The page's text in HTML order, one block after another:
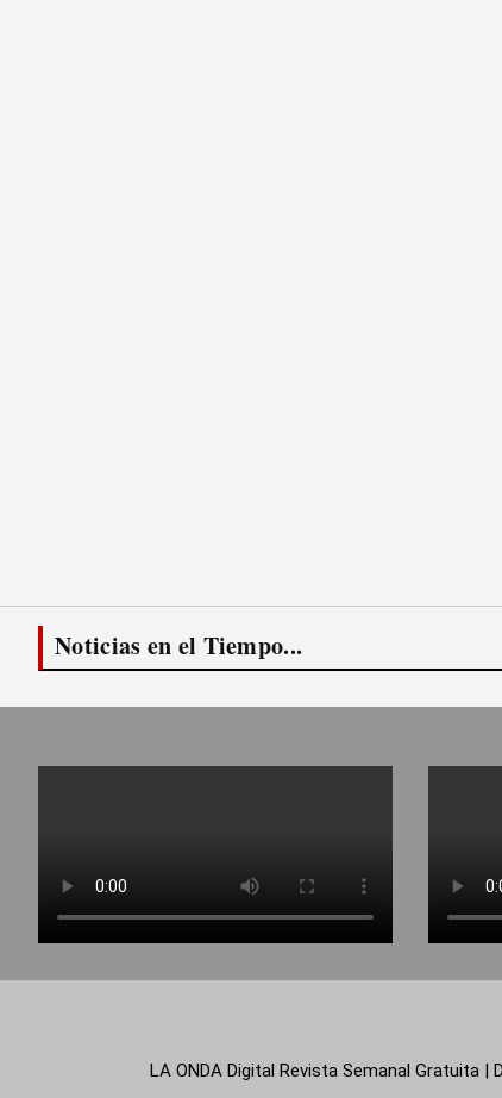
Noticias en el Tiempo...
LA ONDA Digital Revista Semanal Gratuita